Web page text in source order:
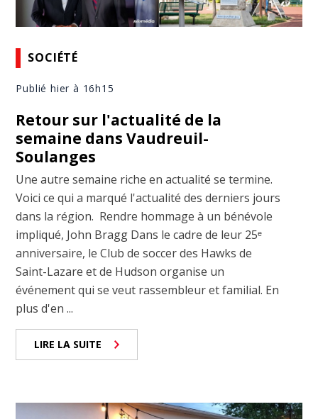
SOCIÉTÉ
Publié hier à 16h15
Retour sur l'actualité de la
semaine dans Vaudreuil-
Soulanges
Une autre semaine riche en actualité se termine.
Voici ce qui a marqué l'actualité des derniers jours
dans la région. Rendre hommage à un bénévole
impliqué, John Bragg Dans le cadre de leur 25ᵉ
anniversaire, le Club de soccer des Hawks de
Saint-Lazare et de Hudson organise un
événement qui se veut rassembleur et familial. En
plus d'en ...
LIRE LA SUITE